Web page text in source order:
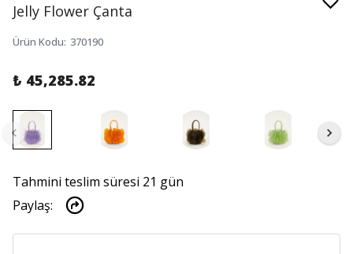
Jelly Flower Çanta
Ürün Kodu: 370190
₺ 45,285.82
Tahmini teslim süresi 21 gün
Paylaş: